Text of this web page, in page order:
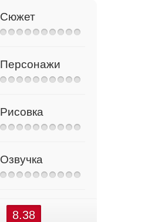
Сюжет
Персонажи
Рисовка
Озвучка
8.38